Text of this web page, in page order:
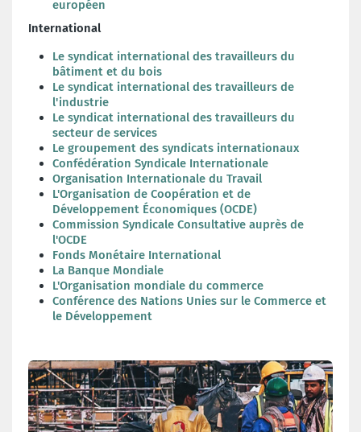
européen
International
Le syndicat international des travailleurs du
bâtiment et du bois
Le syndicat international des travailleurs de
l'industrie
Le syndicat international des travailleurs du
secteur de services
Le groupement des syndicats internationaux
Confédération Syndicale Internationale
Organisation Internationale du Travail
L'Organisation de Coopération et de
Développement Économiques (OCDE)
Commission Syndicale Consultative auprès de
l'OCDE
Fonds Monétaire International
La Banque Mondiale
L'Organisation mondiale du commerce
Conférence des Nations Unies sur le Commerce et
le Développement